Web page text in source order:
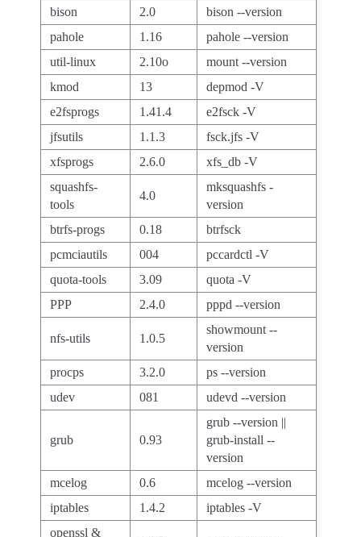
bison
2.0
bison --version
pahole
1.16
pahole --version
util-linux
2.10o
mount --version
kmod
13
depmod -V
e2fsprogs
1.41.4
e2fsck -V
jfsutils
1.1.3
fsck.jfs -V
xfsprogs
2.6.0
xfs_db -V
squashfs-
tools
4.0
mksquashfs -
version
btrfs-progs
0.18
btrfsck
pcmciautils
004
pccardctl -V
quota-tools
3.09
quota -V
PPP
2.4.0 pppd --version
nfs-utils 1.0.5
showmount --
version
procps
3.2.0
ps --version
udev
081 udevd --version
grub 0.93
grub --version ||
grub-install --
version
mcelog
0.6
mcelog --version
iptables
1.4.2
iptables -V
openssl &